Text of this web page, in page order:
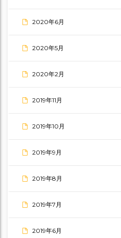
2020年6月
2020年5月
2020年2月
2019年11月
2019年10月
2019年9月
2019年8月
2019年7月
2019年6月